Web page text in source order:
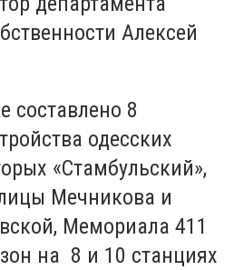
Алексей
составлено 8
одесских
«Стамбульский»,
Мечникова и
Мемориала 411
на 8 и 10 станциях